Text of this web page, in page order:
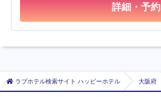
詳細・予約
ラブホテル検索サイト ハッピーホテル 大阪府